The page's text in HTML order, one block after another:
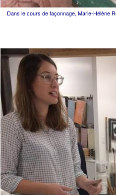
Dans le cours de façonnage, Marie-Hélène